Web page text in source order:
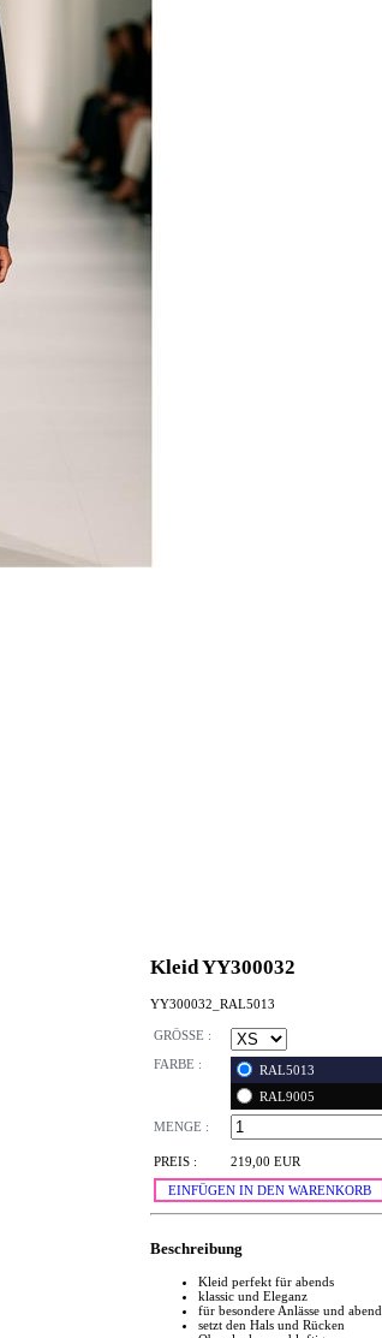
Kleid YY300032
YY300032_RAL5013
GRÖSSE :
FARBE :
RAL5013
RAL9005
MENGE :
PREIS :
219,00 EUR
EINFÜGEN IN DEN WARENKORB
Beschreibung
Kleid perfekt für abends
klassic und Eleganz
für besondere Anlässe und
setzt den Hals und Rücken